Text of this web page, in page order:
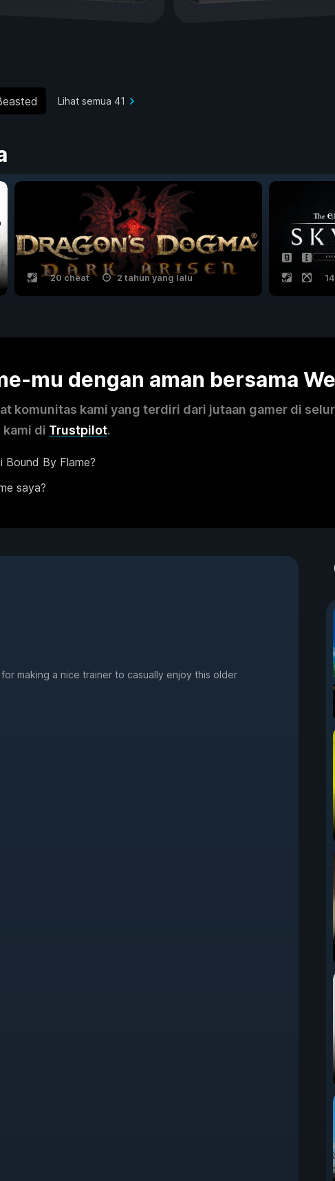
Lihat semua 41
20 cheat 2 tahun yang lalu
mu dengan aman bersama
komunitas kami yang terdiri dari jutaan gamer di
kami di Trustpilot.
Bound By Flame?
saya?
making a nice trainer to casually enjoy this older